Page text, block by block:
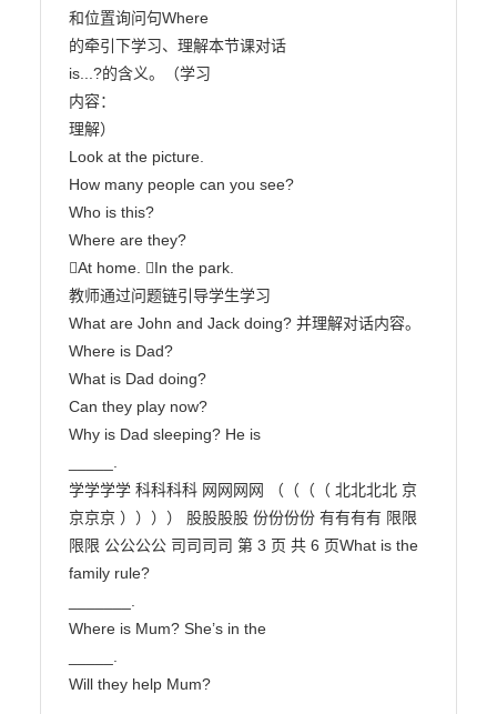
和位置询问句Where
的牵引下学习、理解本节课对话
is...?的含义。（学习
内容：
理解）
Look at the picture.
How many people can you see?
Who is this?
Where are they?
At home. In the park.
教师通过问题链引导学生学习
What are John and Jack doing? 并理解对话内容。
Where is Dad?
What is Dad doing?
Can they play now?
Why is Dad sleeping? He is
学学学学 科科科科 网网网网 （（（（ 北北北北 京
京京京 ）））） 股股股股 份份份份 有有有有 限限
限限 公公公公 司司司司 第 3 页 共 6 页What is the
family rule?
Where is Mum? She’s in the
Will they help Mum?